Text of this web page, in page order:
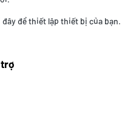
để thiết lập thiết bị của bạn.